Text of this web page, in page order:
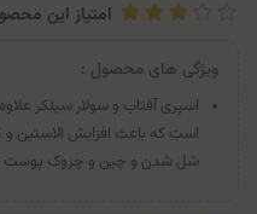
امتیاز این محصول:
ویژگی های محصول :
اسپری آفتاب و سولار سیلکر
است که باعث افزایش الاستین و
شل شدن و چین و چروک پوست